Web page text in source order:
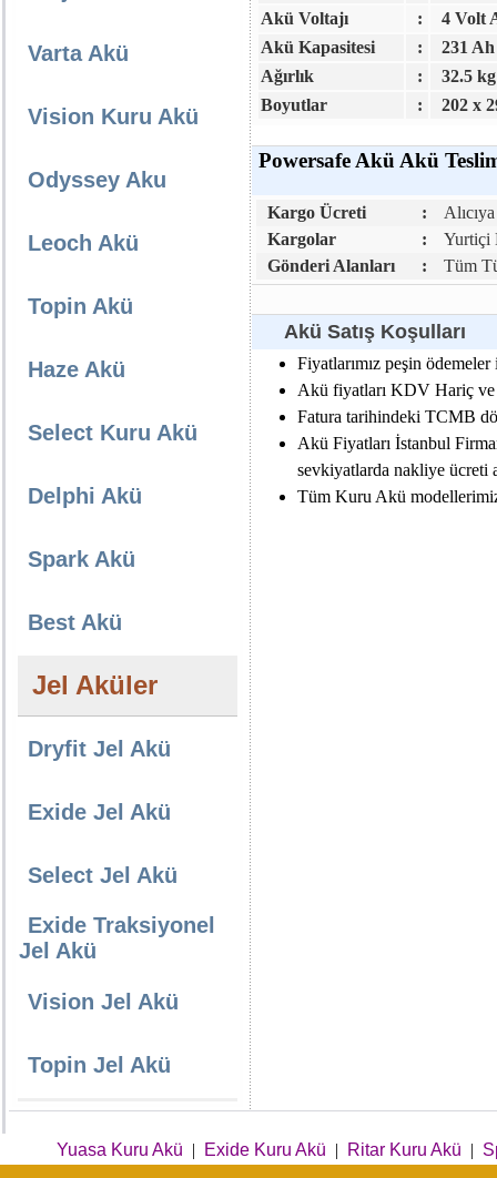
Varta Akü
Vision Kuru Akü
Odyssey Aku
Leoch Akü
Topin Akü
Haze Akü
Select Kuru Akü
Delphi Akü
Spark Akü
Best Akü
Jel Aküler
Dryfit Jel Akü
Exide Jel Akü
Select Jel Akü
Exide Traksiyonel
Jel Akü
Vision Jel Akü
Topin Jel Akü
Akü Voltajı
:
4 Volt
Akü Kapasitesi
:
231 Ah
Ağırlık
:
32.5 kg
Boyutlar
: 202 x
Powersafe Akü Akü
Kargo Ücreti :
Kargolar
:
Yurtiçi
Gönderi Alanları
: Tüm
Akü Satış Koşulları
Fiyatlarımız peşin
Akü fiyatları KDV Hariç ve
Fatura tarihindeki TCMB
Akü Fiyatları İstanbul
sevkiyatlarda nakliye ücreti
Tüm Kuru Akü
Yuasa Kuru Akü | Exide Kuru Akü | Ritar Kuru Akü |